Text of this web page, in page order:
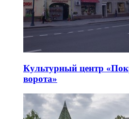
Культурный центр
ворота»